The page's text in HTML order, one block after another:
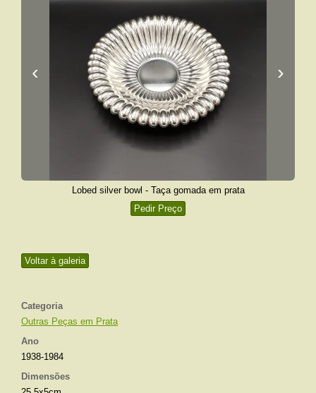
Voltar à galeria
Categoria
Outras Peças em Prata
Ano
1938-1984
Dimensões
‹ ›
Lobed silver bowl - Taça gomada em prata
Pedir Preço